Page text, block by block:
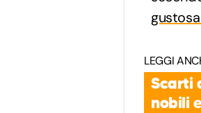
LEGGI
Scarti
nobili